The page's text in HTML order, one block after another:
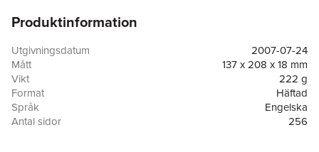
Produktinformation
Utgivningsdatum
2007-07-24
Mått
137 x 208 x 18 mm
Vikt
222 g
Format
Häftad
Språk
Engelska
Antal sidor
256